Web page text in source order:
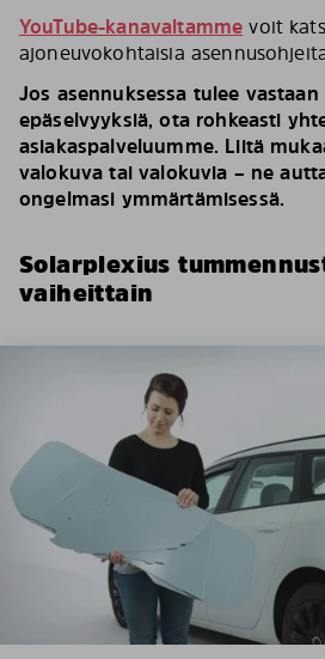
YouTube-kanavaltamme voit
ajoneuvokohtaisia
Jos asennuksessa tulee
epäselvyyksiä, ota rohkeasti
asiakaspalveluumme. Liitä
valokuva tai valokuvia – ne
ongelmasi ymmärtämisessä.
Solarplexius
vaiheittain